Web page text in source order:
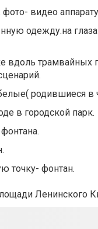
видео
одежду.на
трамвайных
родившиеся
в городской парк.
точку- фонтан.
Ленинского